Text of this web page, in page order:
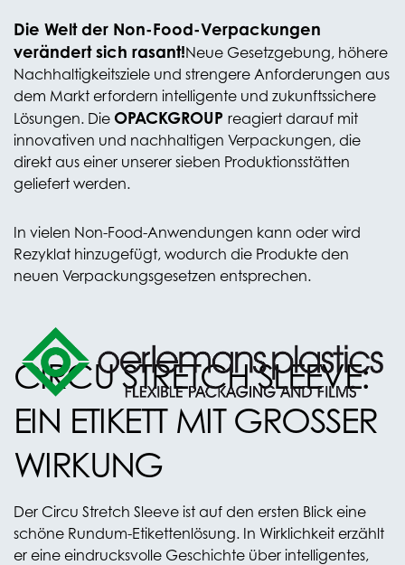
Die Welt der Non-Food-Verpackungen
verändert sich rasant!Neue Gesetzgebung, höhere
Nachhaltigkeitsziele und strengere Anforderungen aus
dem Markt erfordern intelligente und zukunftssichere
Lösungen. Die OPACKGROUP reagiert darauf mit
innovativen und nachhaltigen Verpackungen, die
direkt aus einer unserer sieben Produktionsstätten
geliefert werden.
In vielen Non-Food-Anwendungen kann oder wird
Rezyklat hinzugefügt, wodurch die Produkte den
neuen Verpackungsgesetzen entsprechen.
CIRCU STRETCH SLEEVE:
EIN ETIKETT MIT GROSSER
WIRKUNG
Der Circu Stretch Sleeve ist auf den ersten Blick eine
schöne Rundum-Etikettenlösung. In Wirklichkeit erzählt
er eine eindrucksvolle Geschichte über intelligentes,